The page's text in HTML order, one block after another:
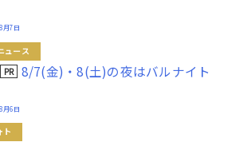
月7日
ュース
PR 8/7(金)・8(土)の夜はバルナイト
月6日
ト